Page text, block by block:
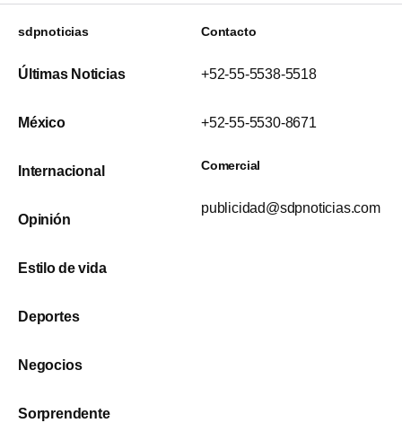
sdpnoticias
Últimas Noticias
México
Internacional
Opinión
Estilo de vida
Deportes
Negocios
Sorprendente
Contacto
+52-55-5538-5518
+52-55-5530-8671
Comercial
publicidad@sdpnoticias.com